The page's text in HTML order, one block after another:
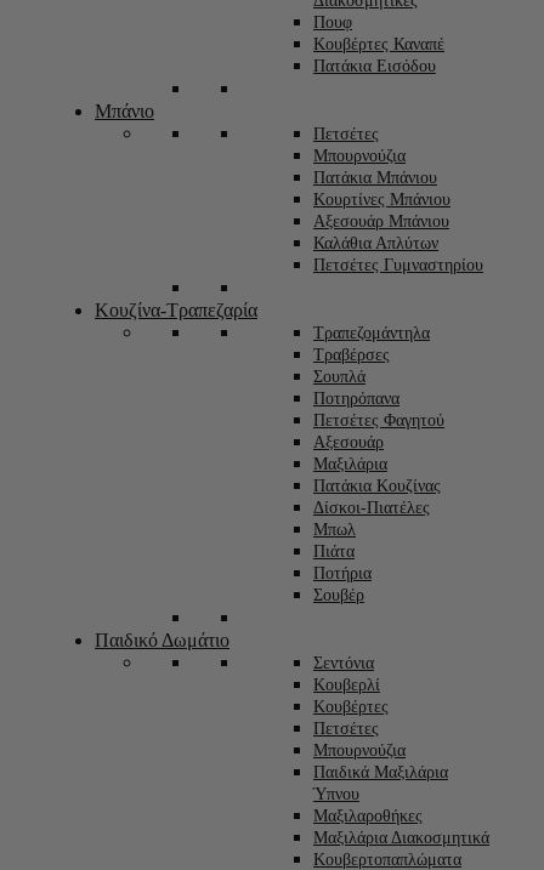
Πουφ
Κουβέρτες Καναπέ
Πατάκια Εισόδου
Μπάνιο
Πετσέτες
Μπουρνούζια
Πατάκια Μπάνιου
Κουρτίνες Μπάνιου
Αξεσουάρ Μπάνιου
Καλάθια Απλύτων
Πετσέτες Γυμναστηρίου
Κουζίνα-Τραπεζαρία
Τραπεζομάντηλα
Τραβέρσες
Σουπλά
Ποτηρόπανα
Πετσέτες Φαγητού
Αξεσουάρ
Μαξιλάρια
Πατάκια Κουζίνας
Δίσκοι-Πιατέλες
Μπωλ
Πιάτα
Ποτήρια
Σουβέρ
Παιδικό Δωμάτιο
Σεντόνια
Κουβερλί
Κουβέρτες
Πετσέτες
Μπουρνούζια
Παιδικά Μαξιλάρια
Ύπνου
Μαξιλαροθήκες
Μαξιλάρια Διακοσμητικά
Κουβερτοπαπλώματα